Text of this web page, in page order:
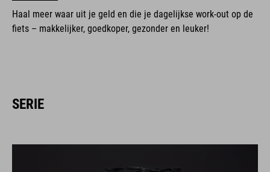
Haal meer waar uit je geld en die je dagelijkse work-out op de
fiets – makkelijker, goedkoper, gezonder en leuker!
SERIE